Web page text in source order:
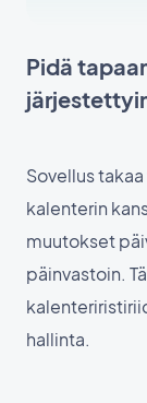
Pidä
Sovellus
kalenterin
muutokset
päinvastoin.
hallinta.